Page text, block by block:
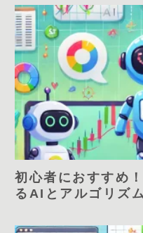
初心者におすすめ
るAIとアルゴリズ